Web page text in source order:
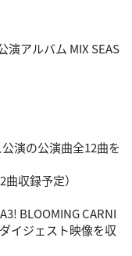
演アルバム MIX SEAS
演の公演曲全12曲を
収録予定）
BLOOMING CARNI
イジェスト映像を収